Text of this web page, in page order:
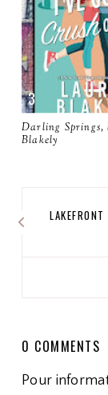
Darling Springs,
Blakely
0 COMMENTS
Pour